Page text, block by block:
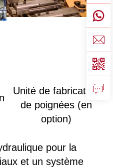
Unité de fabrication
de poignées (en
option)
pour la
et un système